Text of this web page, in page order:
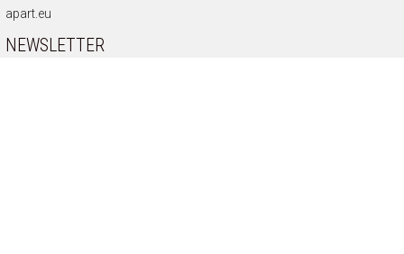
apart.eu
NEWSLETTER